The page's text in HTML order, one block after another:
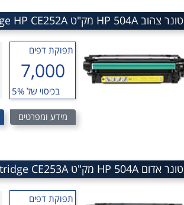
טונר צהוב HP 504A מק"ט 504A Yellow laserJet Toner cartridge HP CE252A
תפוקת דפים
7,000
בכיסוי של 5%
מידע ומפרטים
טונר אדום HP 504A מק"ט 504A Magenta LaserJet Toner Cartridge CE253A
תפוקת דפים